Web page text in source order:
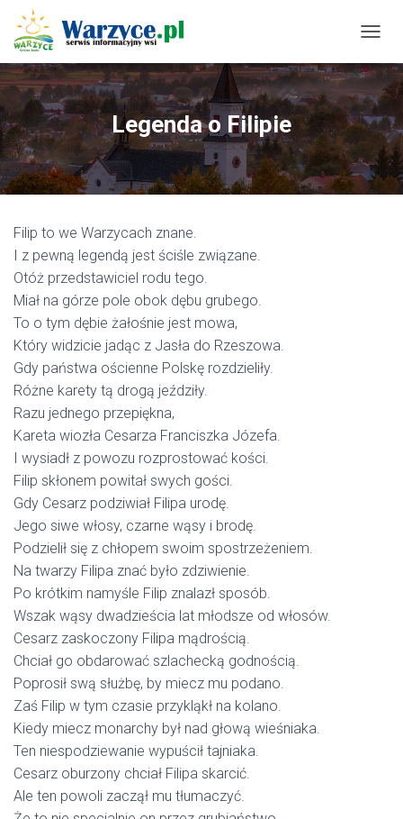
R
Z
E
Ł
Ą
Z
N
Legenda o Filipie
Filip to we Warzycach znane.
I z pewną legendą jest ściśle związane.
Otóż przedstawiciel rodu tego.
Miał na górze pole obok dębu grubego.
To o tym dębie żałośnie jest mowa,
Który widzicie jadąc z Jasła do Rzeszowa.
Gdy państwa ościenne Polskę rozdzieliły.
Różne karety tą drogą jeździły.
Razu jednego przepiękna,
Kareta wiozła Cesarza Franciszka Józefa.
I wysiadł z powozu rozprostować kości.
Filip skłonem powitał swych gości.
Gdy Cesarz podziwiał Filipa urodę.
Jego siwe włosy, czarne wąsy i brodę.
Podzielił się z chłopem swoim spostrzeżeniem.
Na twarzy Filipa znać było zdziwienie.
Po krótkim namyśle Filip znalazł sposób.
Wszak wąsy dwadzieścia lat młodsze od włosów.
Cesarz zaskoczony Filipa mądrością.
Chciał go obdarować szlachecką godnością.
Poprosił swą służbę, by miecz mu podano.
Zaś Filip w tym czasie przykląkł na kolano.
Kiedy miecz monarchy był nad głową wieśniaka.
Ten niespodziewanie wypuścił tajniaka.
Cesarz oburzony chciał Filipa skarcić.
Ale ten powoli zaczął mu tłumaczyć.